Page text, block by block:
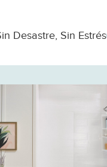
Desastre, Sin Estrés